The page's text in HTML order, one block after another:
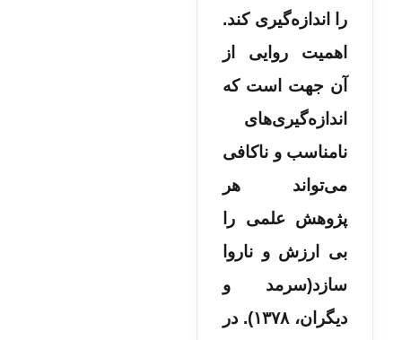
را اندازه‌گیری کند.
اهمیت روایی از
آن جهت است که
اندازه‌گیری‌های
نامناسب و ناکافی
می‌تواند هر
پژوهش علمی را
بی ارزش و ناروا
سازد(سرمد و
دیگران، ۱۳۷۸). در